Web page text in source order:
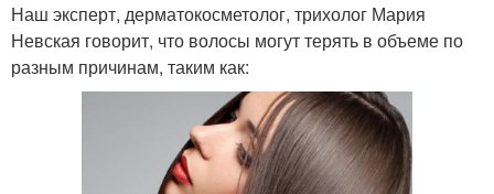
Наш эксперт, дерматокосметолог, трихолог Мария
Невская говорит, что волосы могут терять в объеме по
разным причинам, таким как: